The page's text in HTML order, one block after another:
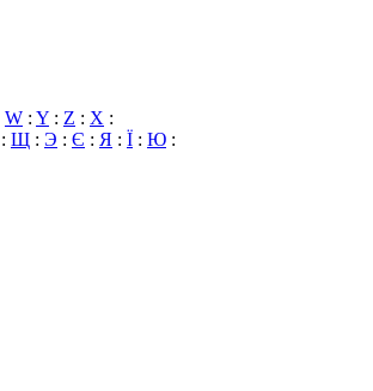
W : Y : Z : X :
: Щ : Э : Є : Я : Ї : Ю :